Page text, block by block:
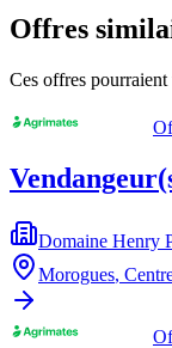
Offres
Ces offres pourraient
Domaine Henry
Morogues,